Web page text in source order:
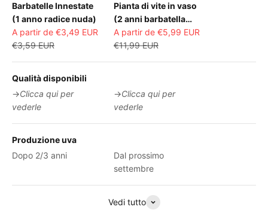
Barbatelle Innestate
(1 anno radice nuda)
Prix de vente
A partir de €3,49 EUR
Prix normal
€3,59 EUR
Pianta di vite in vaso
(2 anni barbatella
Innestata in Vaso)
Prix de vente
A partir de €5,99 EUR
Prix normal
€11,99 EUR
Qualità disponibili
→Clicca qui per
vederle
→Clicca qui per
vederle
Produzione uva
Dopo 2/3 anni
Dal prossimo
settembre
Vedi tutto